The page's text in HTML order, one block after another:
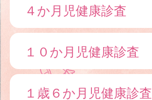
４か月児健康診査
１０か月児健康診査
１歳６か月児健康診査